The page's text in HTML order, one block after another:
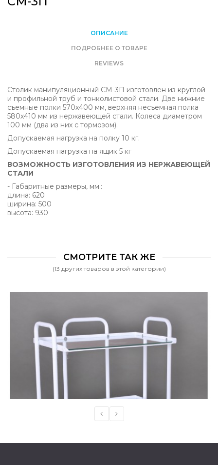
ОПИСАНИЕ
ПОДРОБНЕЕ О ТОВАРЕ
REVIEWS
Столик манипуляционный СМ-3П изготовлен из круглой
и профильной труб и тонколистовой стали. Две нижние
съемные полки 570х400 мм, верхняя несъемная полка
580х410 мм из нержавеющей стали. Колеса диаметром
100 мм (два из них с тормозом).
Допускаемая нагрузка на полку 10 кг.
Допускаемая нагрузка на ящик 5 кг
ВОЗМОЖНОСТЬ ИЗГОТОВЛЕНИЯ ИЗ НЕРЖАВЕЮЩЕЙ
СТАЛИ
- Габаритные размеры, мм.:
длина: 620
ширина: 500
высота: 930
СМОТРИТЕ ТАК ЖЕ
(13 других товаров в этой категории)